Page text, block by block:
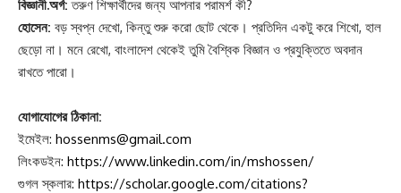
বিজ্ঞানী.অর্গ: তরুণ শিক্ষার্থীদের জন্য আপনার পরামর্শ কী?
হোসেন: বড় স্বপ্ন দেখো, কিন্তু শুরু করো ছোট থেকে। প্রতিদিন একটু করে শিখো, হাল
ছেড়ো না। মনে রেখো, বাংলাদেশ থেকেই তুমি বৈশ্বিক বিজ্ঞান ও প্রযুক্তিতে অবদান
রাখতে পারো।
যোগাযোগের ঠিকানা:
ইমেইল: hossenms@gmail.com
লিংকডইন: https://www.linkedin.com/in/mshossen/
গুগল স্কলার: https://scholar.google.com/citations?